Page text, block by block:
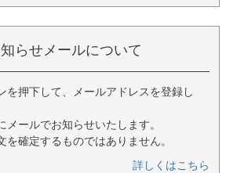
らせメールについて
を押下して、メールアドレスを登録し
メールでお知らせいたします。
を確定するものではありません。
詳しくはこちら